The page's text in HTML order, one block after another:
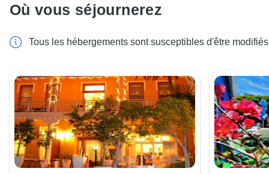
Où vous séjournerez
Tous les hébergements sont susceptibles d'être modifiés